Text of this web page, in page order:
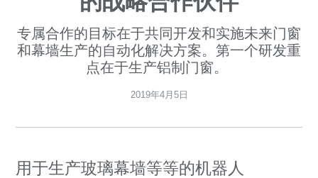
专属合作的目标在于共同开发和实施未来门窗
和幕墙生产的自动化解决方案。第一个研发重
点在于生产铝制门窗。
2019年4月5日
用于生产玻璃幕墙等等的机器人